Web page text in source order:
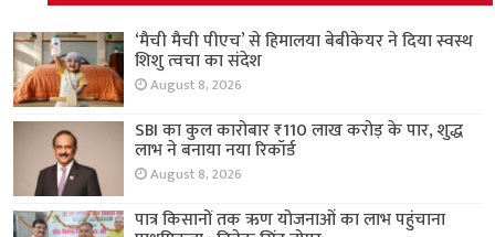
‘मैची मैची पीएच’ से हिमालया बेबीकेयर ने दिया स्वस्थ
शिशु त्वचा का संदेश
August 8, 2026
SBI का कुल कारोबार ₹110 लाख करोड़ के पार, शुद्ध
लाभ ने बनाया नया रिकॉर्ड
August 8, 2026
पात्र किसानों तक ऋण योजनाओं का लाभ पहुंचाना